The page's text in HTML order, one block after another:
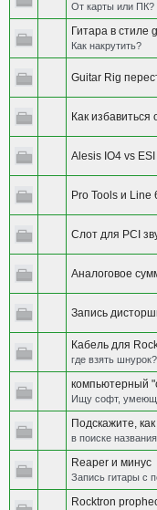
От карты или ПК?
Гитара в стиле
Как накрутить?
Guitar Rig
Как
Alesis IO4 vs
Pro Tools и Line
Слот для PCI
Аналоговое
Запись
Кабель для
где взять шнурок?
компьютерный
Ищу софт,
Подскажите,
в поиске
Reaper и минус
Запись гитары с
Rocktron